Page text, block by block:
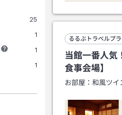
25
1
1
1
るるぶトラベルプ
当館一番人気
食事会場】
お部屋： 和風ツイ